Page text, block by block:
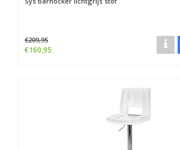
€209,95
€160,95